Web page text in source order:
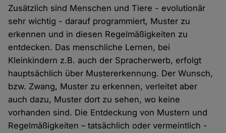
Zusätzlich sind Menschen und Tiere - evolutionär
sehr wichtig - darauf programmiert, Muster zu
erkennen und in diesen Regelmäßigkeiten zu
entdecken. Das menschliche Lernen, bei
Kleinkindern z.B. auch der Spracherwerb, erfolgt
hauptsächlich über Mustererkennung. Der Wunsch,
bzw. Zwang, Muster zu erkennen, verleitet aber
auch dazu, Muster dort zu sehen, wo keine
vorhanden sind. Die Entdeckung von Mustern und
Regelmäßigkeiten – tatsächlich oder vermeintlich -